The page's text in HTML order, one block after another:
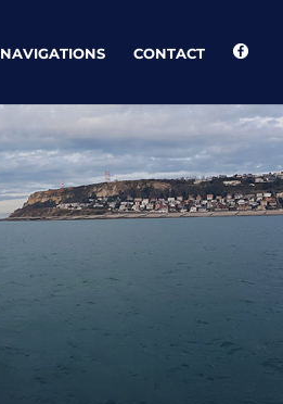
NAVIGATIONS CONTACT